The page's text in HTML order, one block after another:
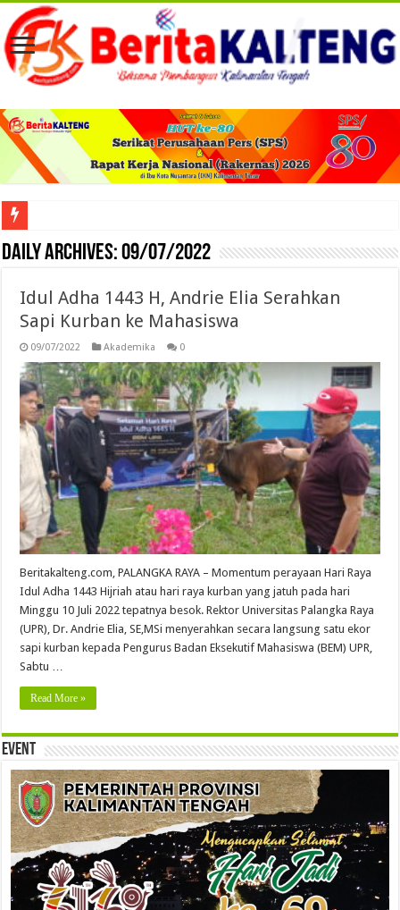
Viral! Selama Dua Bulan Lebih Siltap Serta Tunjangan Pemdes dan BPD di
Daily Archives:09/07/2022
Idul Adha 1443 H, Andrie Elia Serahkan
Sapi Kurban ke Mahasiswa
09/07/2022 Akademika 0
Beritakalteng.com, PALANGKA RAYA – Momentum perayaan Hari Raya
Idul Adha 1443 Hijriah atau hari raya kurban yang jatuh pada hari
Minggu 10 Juli 2022 tepatnya besok. Rektor Universitas Palangka Raya
(UPR), Dr. Andrie Elia, SE,MSi menyerahkan secara langsung satu ekor
sapi kurban kepada Pengurus Badan Eksekutif Mahasiswa (BEM) UPR,
Sabtu …
Read More »
Event